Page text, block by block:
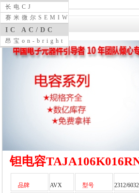
详细介绍
钽电容
品牌 AVX 型号 2312/
长电CJ
赛米微尔SEMIWILL
IC AC/DC
昂宝on-bright